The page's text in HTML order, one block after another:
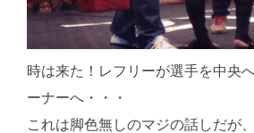
時は来た！レフリーが選手を中央
ーナーへ・・・
これは脚色無しのマジの話しだが